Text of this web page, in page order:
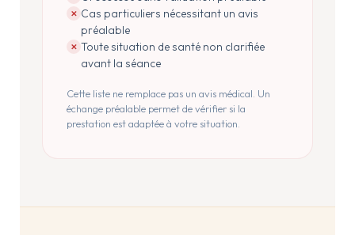
✕ Cas particuliers nécessitant un avis
préalable
✕ Toute situation de santé non clarifiée
avant la séance
Cette liste ne remplace pas un avis médical. Un
échange préalable permet de vérifier si la
prestation est adaptée à votre situation.